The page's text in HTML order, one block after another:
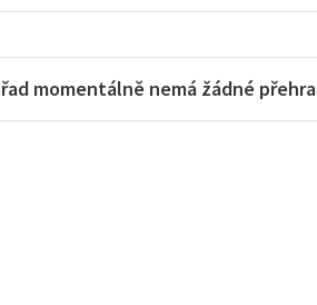
momentálně nemá žádné